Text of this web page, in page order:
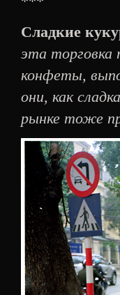
Сладкие
эта торговка
конфеты,
они, как
рынке тоже